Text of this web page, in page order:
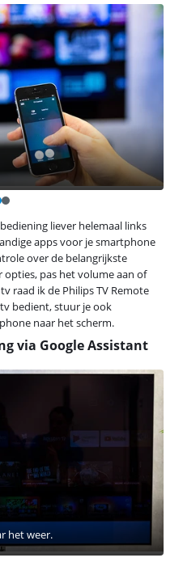
liever helemaal links
apps voor je smartphone
over de belangrijkste
pas het volume aan of
raad ik de Philips TV Remote
bedient, stuur je ook
naar het scherm.
via Google Assistant
het weer.